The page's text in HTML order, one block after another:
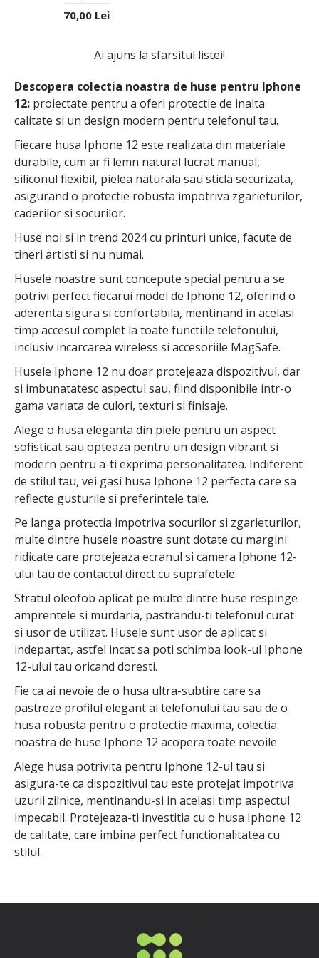
Descopera colectia noastra de huse pentru Iphone
12: proiectate pentru a oferi protectie de inalta
calitate si un design modern pentru telefonul tau.
Fiecare husa Iphone 12 este realizata din materiale
durabile, cum ar fi lemn natural lucrat manual,
siliconul flexibil, pielea naturala sau sticla securizata,
asigurand o protectie robusta impotriva zgarieturilor,
caderilor si socurilor.
Huse noi si in trend 2024 cu printuri unice, facute de
tineri artisti si nu numai.
Husele noastre sunt concepute special pentru a se
potrivi perfect fiecarui model de Iphone 12, oferind o
aderenta sigura si confortabila, mentinand in acelasi
timp accesul complet la toate functiile telefonului,
inclusiv incarcarea wireless si accesoriile MagSafe.
Husele Iphone 12 nu doar protejeaza dispozitivul, dar
si imbunatatesc aspectul sau, fiind disponibile intr-o
gama variata de culori, texturi si finisaje.
Alege o husa eleganta din piele pentru un aspect
sofisticat sau opteaza pentru un design vibrant si
modern pentru a-ti exprima personalitatea. Indiferent
de stilul tau, vei gasi husa Iphone 12 perfecta care sa
reflecte gusturile si preferintele tale.
Pe langa protectia impotriva socurilor si zgarieturilor,
multe dintre husele noastre sunt dotate cu margini
ridicate care protejeaza ecranul si camera Iphone 12-
ului tau de contactul direct cu suprafetele.
Stratul oleofob aplicat pe multe dintre huse respinge
amprentele si murdaria, pastrandu-ti telefonul curat
si usor de utilizat. Husele sunt usor de aplicat si
indepartat, astfel incat sa poti schimba look-ul Iphone
12-ului tau oricand doresti.
Fie ca ai nevoie de o husa ultra-subtire care sa
pastreze profilul elegant al telefonului tau sau de o
husa robusta pentru o protectie maxima, colectia
noastra de huse Iphone 12 acopera toate nevoile.
Alege husa potrivita pentru Iphone 12-ul tau si
asigura-te ca dispozitivul tau este protejat impotriva
uzurii zilnice, mentinandu-si in acelasi timp aspectul
impecabil. Protejeaza-ti investitia cu o husa Iphone 12
de calitate, care imbina perfect functionalitatea cu
stilul.
70,00 Lei
Ai ajuns la sfarsitul listei!